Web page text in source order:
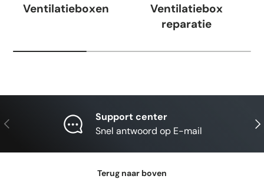
Ventilatieboxen
Ventilatiebox
reparatie
Vorige
Support center
Snel antwoord op E-mail
Terug naar boven